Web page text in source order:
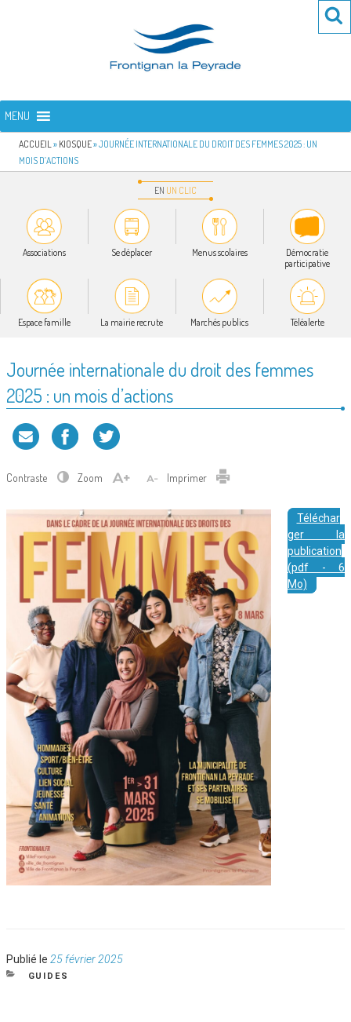
FRONTIGNAN LA PEYRADE
MENU
ACCUEIL » KIOSQUE»JOURNÉE INTERNATIONALE DU DROIT DES FEMMES 2025 : UN
MOIS D’ACTIONS
EN UN CLIC
Associations Se déplacer Menus scolaires
Démocratie
participative
Espace famille La mairie recrute Marchés publics Téléalerte
Journée internationale du droit des femmes
2025 : un mois d’actions
Contraste Zoom Imprimer
Téléchar
ger la
publication
(pdf - 6
Mo)
Publié le Publié
le
25 février 2025
CATÉGORIES
GUIDES